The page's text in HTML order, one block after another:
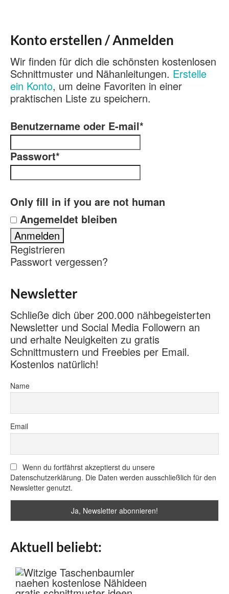
Konto erstellen / Anmelden
Wir finden für dich die schönsten kostenlosen
Schnittmuster und Nähanleitungen. Erstelle
ein Konto, um deine Favoriten in einer
praktischen Liste zu speichern.
Benutzername oder E-mail*
Passwort*
Only fill in if you are not human
Angemeldet bleiben
Registrieren
Passwort vergessen?
Newsletter
Schließe dich über 200.000 nähbegeisterten
Newsletter und Social Media Followern an
und erhalte Neuigkeiten zu gratis
Schnittmustern und Freebies per Email.
Kostenlos natürlich!
Name
Email
Wenn du fortfährst akzeptierst du unsere
Datenschutzerklärung. Die Daten werden ausschließlich für den
Newsletter genutzt.
Aktuell beliebt: